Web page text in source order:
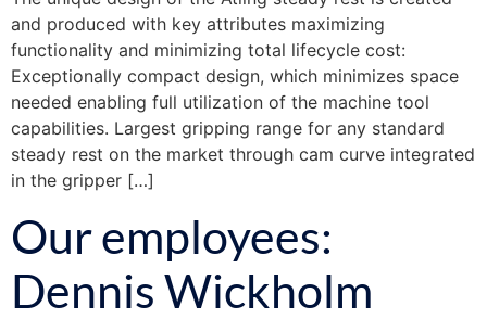
and produced with key attributes maximizing
functionality and minimizing total lifecycle cost:
Exceptionally compact design, which minimizes space
needed enabling full utilization of the machine tool
capabilities. Largest gripping range for any standard
steady rest on the market through cam curve integrated
in the gripper […]
Our employees:
Dennis Wickholm